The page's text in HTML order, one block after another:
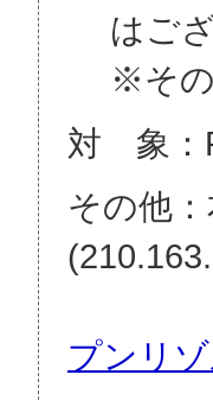
はご
※そ
対 象：
その他
※詳
プンリ